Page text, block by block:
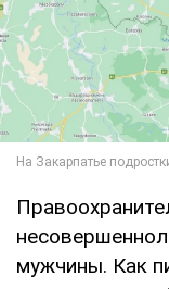
мужчины. Как